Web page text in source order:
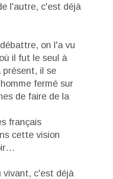
l'autre, c'est déjà
on l'a vu
il fut le seul à
présent, il se
fermé sur
de faire de la
français
cette vision
vivant, c'est déjà